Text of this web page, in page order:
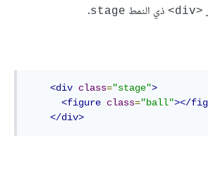
<div> ذي النمط stage
.
<div class="stage">
<figure class="ball"></
</div>